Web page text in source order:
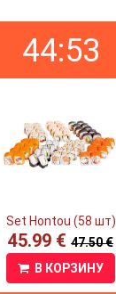
44:52
Set Hontou (58 шт)
45.99 € 47.50 €
В КОРЗИНУ